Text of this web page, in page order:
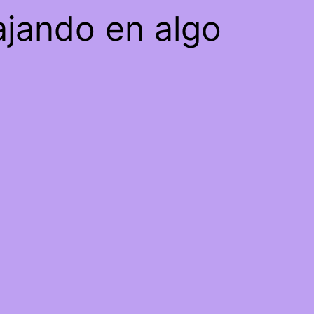
en algo